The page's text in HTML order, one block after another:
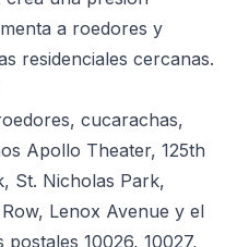
a roedores y
residenciales cercanas.
cucarachas,
Apollo Theater, 125th
St. Nicholas Park,
Lenox Avenue y el
10026, 10027,